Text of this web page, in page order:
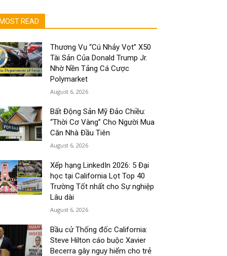
MOST READ
Thương Vụ “Cú Nhảy Vọt” X50
Tài Sản Của Donald Trump Jr.
Nhờ Nền Tảng Cá Cược
Polymarket
August 6, 2026
Bất Động Sản Mỹ Đảo Chiều:
“Thời Cơ Vàng” Cho Người Mua
Căn Nhà Đầu Tiên
August 6, 2026
Xếp hạng LinkedIn 2026: 5 Đại
học tại California Lọt Top 40
Trường Tốt nhất cho Sự nghiệp
Lâu dài
August 6, 2026
Bầu cử Thống đốc California:
Steve Hilton cáo buộc Xavier
Becerra gây nguy hiểm cho trẻ